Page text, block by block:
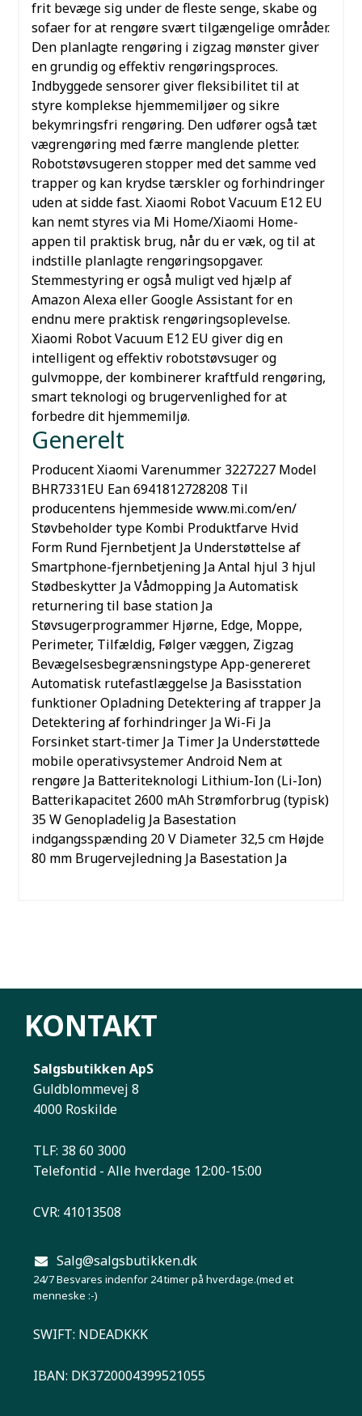
frit bevæge sig under de fleste senge, skabe og
sofaer for at rengøre svært tilgængelige områder.
Den planlagte rengøring i zigzag mønster giver
en grundig og effektiv rengøringsproces.
Indbyggede sensorer giver fleksibilitet til at
styre komplekse hjemmemiljøer og sikre
bekymringsfri rengøring. Den udfører også tæt
vægrengøring med færre manglende pletter.
Robotstøvsugeren stopper med det samme ved
trapper og kan krydse tærskler og forhindringer
uden at sidde fast. Xiaomi Robot Vacuum E12 EU
kan nemt styres via Mi Home/Xiaomi Home-
appen til praktisk brug, når du er væk, og til at
indstille planlagte rengøringsopgaver.
Stemmestyring er også muligt ved hjælp af
Amazon Alexa eller Google Assistant for en
endnu mere praktisk rengøringsoplevelse.
Xiaomi Robot Vacuum E12 EU giver dig en
intelligent og effektiv robotstøvsuger og
gulvmoppe, der kombinerer kraftfuld rengøring,
smart teknologi og brugervenlighed for at
forbedre dit hjemmemiljø.
Generelt
ProducentXiaomi Varenummer3227227Model
BHR7331EU Ean6941812728208 Til
producentens hjemmesidewww.mi.com/en/
Støvbeholder typeKombi ProduktfarveHvid
FormRundFjernbetjentJaUnderstøttelse af
Smartphone-fjernbetjeningJaAntal hjul 3 hjul
StødbeskytterJaVådmoppingJaAutomatisk
returnering til base stationJa
StøvsugerprogrammerHjørne, Edge, Moppe,
Perimeter, Tilfældig, Følger væggen, Zigzag
BevægelsesbegrænsningstypeApp-genereret
Automatisk rutefastlæggelseJaBasisstation
funktionerOpladningDetektering af trapperJa
Detektering af forhindringerJaWi-Fi Ja
Forsinket start-timerJaTimerJaUnderstøttede
mobile operativsystemerAndroidNem at
rengøreJaBatteriteknologi Lithium-Ion (Li-Ion)
Batterikapacitet2600 mAhStrømforbrug (typisk)
35 WGenopladeligJaBasestation
indgangsspænding20 VDiameter32,5 cmHøjde
80 mmBrugervejledningJaBasestationJa
KONTAKT
Salgsbutikken ApS
Guldblommevej 8
4000 Roskilde
TLF: 38 60 3000
Telefontid - Alle hverdage 12:00-15:00
CVR: 41013508
Salg@salgsbutikken.dk
24/7 Besvares indenfor 24 timer på hverdage.(med et
menneske :-)
SWIFT: NDEADKKK
IBAN: DK3720004399521055